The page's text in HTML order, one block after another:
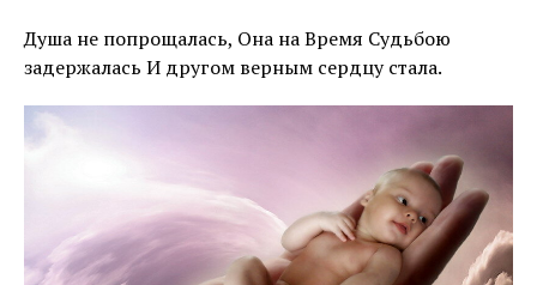
Душа не попрощалась, Она на Время Судьбою
задержалась И другом верным сердцу стала.